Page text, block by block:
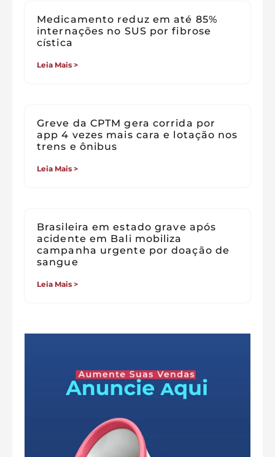
Medicamento reduz em até 85%
internações no SUS por fibrose
cística
Leia Mais >
Greve da CPTM gera corrida por
app 4 vezes mais cara e lotação nos
trens e ônibus
Leia Mais >
Brasileira em estado grave após
acidente em Bali mobiliza
campanha urgente por doação de
sangue
Leia Mais >